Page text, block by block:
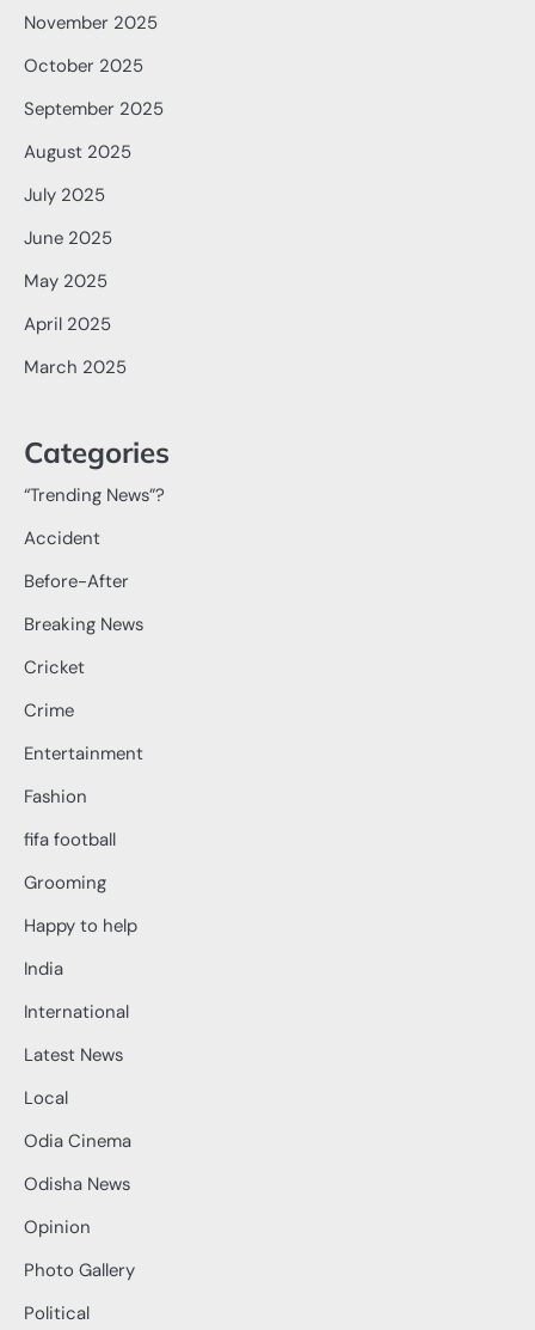
November 2025
October 2025
September 2025
August 2025
July 2025
June 2025
May 2025
April 2025
March 2025
Categories
“Trending News”?
Accident
Before-After
Breaking News
Cricket
Crime
Entertainment
Fashion
fifa football
Grooming
Happy to help
India
International
Latest News
Local
Odia Cinema
Odisha News
Opinion
Photo Gallery
Political